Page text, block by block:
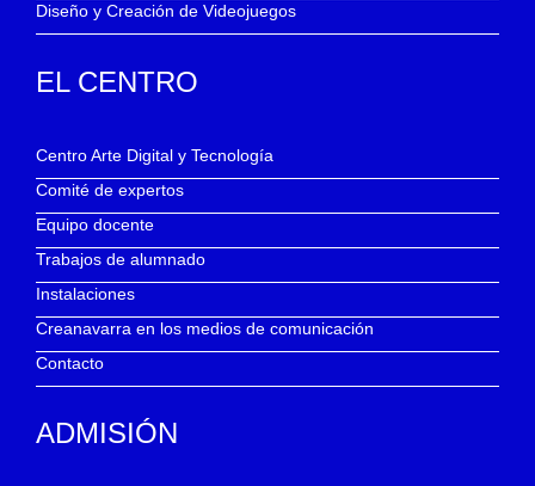
Diseño y Creación de Videojuegos
EL CENTRO
Centro Arte Digital y Tecnología
Comité de expertos
Equipo docente
Trabajos de alumnado
Instalaciones
Creanavarra en los medios de comunicación
Contacto
ADMISIÓN